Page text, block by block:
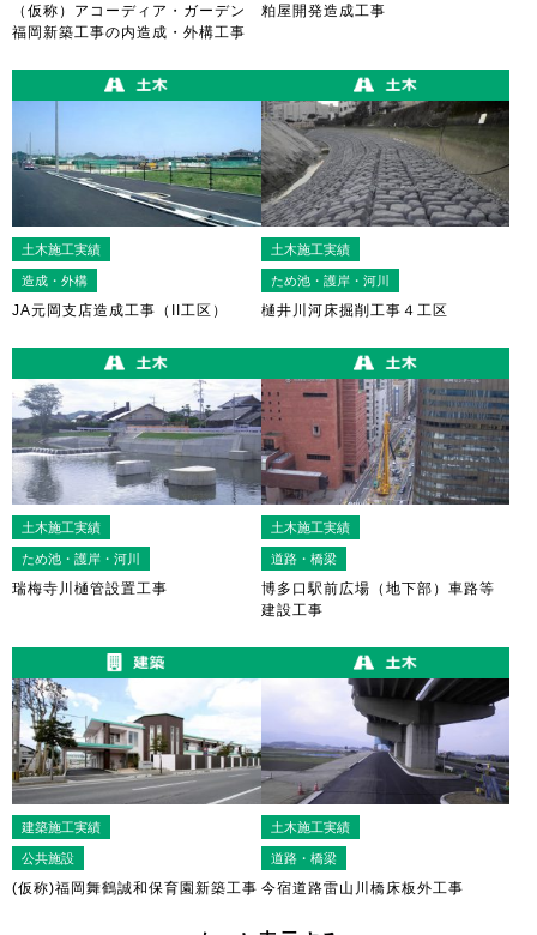
（仮称）アコーディア・ガーデン
福岡新築工事の内造成・外構工事
粕屋開発造成工事
土木施工実績
造成・外構
JA元岡支店造成工事（II工区）
土木施工実績
ため池・護岸・河川
樋井川河床掘削工事４工区
土木施工実績
ため池・護岸・河川
瑞梅寺川樋管設置工事
土木施工実績
道路・橋梁
博多口駅前広場（地下部）車路等
建設工事
建築施工実績
公共施設
(仮称)福岡舞鶴誠和保育園新築工事
土木施工実績
道路・橋梁
今宿道路雷山川橋床板外工事